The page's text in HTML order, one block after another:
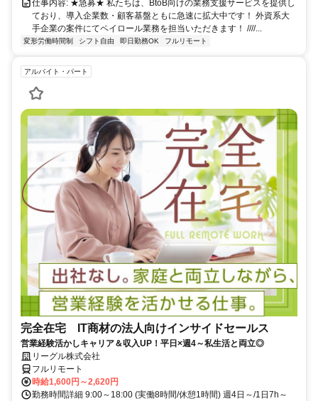
仕事内容: ★急募★ 私たちは、BtoB向けの業務支援サービスを提供し
ており、導入企業数・顧客基盤ともに急速に拡大中です！ 外資系大
手企業の案件にてペイロール業務を担当いただきます！ ////...
変形労働時間制 シフト自由 即日勤務OK フルリモート
アルバイト・パート
完全在宅 IT商材の法人向けインサイドセールス
営業経験活かしキャリア＆収入UP！平日×週4～私生活と両立◎
リーグル株式会社
フルリモート
時給1,600円～2,620円
勤務時間詳細 9:00～18:00 (実働8時間/休憩1時間) 週4日～/1日7h～